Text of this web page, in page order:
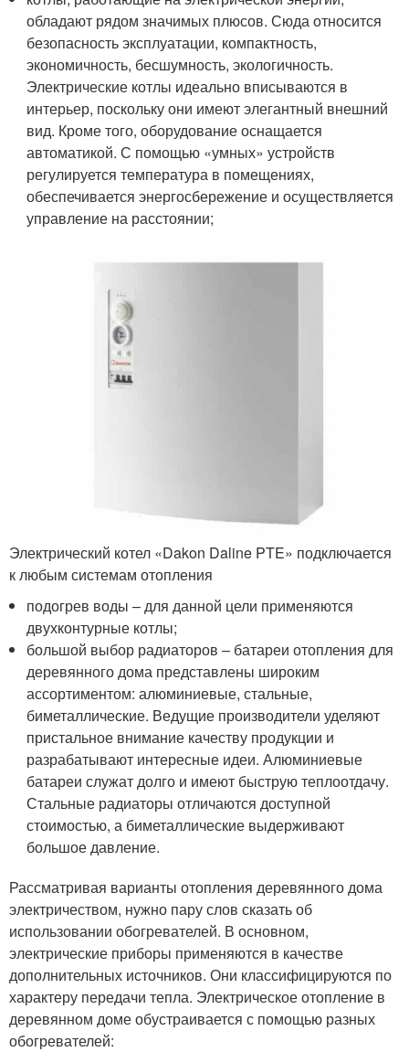
обладают рядом значимых плюсов. Сюда относится
безопасность эксплуатации, компактность,
экономичность, бесшумность, экологичность.
Электрические котлы идеально вписываются в
интерьер, поскольку они имеют элегантный внешний
вид. Кроме того, оборудование оснащается
автоматикой. С помощью «умных» устройств
регулируется температура в помещениях,
обеспечивается энергосбережение и осуществляется
управление на расстоянии;
Электрический котел «Dakon Daline PTE» подключается
к любым системам отопления
подогрев воды – для данной цели применяются
двухконтурные котлы;
большой выбор радиаторов – батареи отопления для
деревянного дома представлены широким
ассортиментом: алюминиевые, стальные,
биметаллические. Ведущие производители уделяют
пристальное внимание качеству продукции и
разрабатывают интересные идеи. Алюминиевые
батареи служат долго и имеют быструю теплоотдачу.
Стальные радиаторы отличаются доступной
стоимостью, а биметаллические выдерживают
большое давление.
Рассматривая варианты отопления деревянного дома
электричеством, нужно пару слов сказать об
использовании обогревателей. В основном,
электрические приборы применяются в качестве
дополнительных источников. Они классифицируются по
характеру передачи тепла. Электрическое отопление в
деревянном доме обустраивается с помощью разных
обогревателей: